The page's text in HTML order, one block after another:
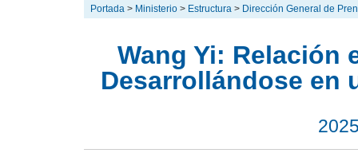
Portada > Ministerio > Estructura > Dirección General de
Wang Yi: Relación
Desarrollándose en